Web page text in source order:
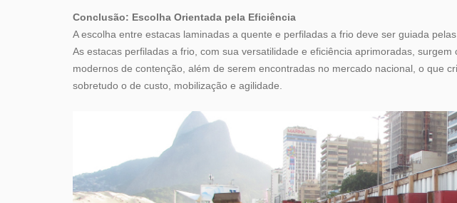
Conclusão: Escolha Orientada pela Eficiência
A escolha entre estacas laminadas a quente e perfiladas a frio deve ser guiada
As estacas perfiladas a frio, com sua versatilidade e eficiência aprimoradas,
modernos de contenção, além de serem encontradas no mercado nacional, o que
sobretudo o de custo, mobilização e agilidade.